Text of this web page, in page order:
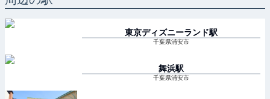
東京ディズニーランド駅
千葉県浦安市
舞浜駅
千葉県浦安市